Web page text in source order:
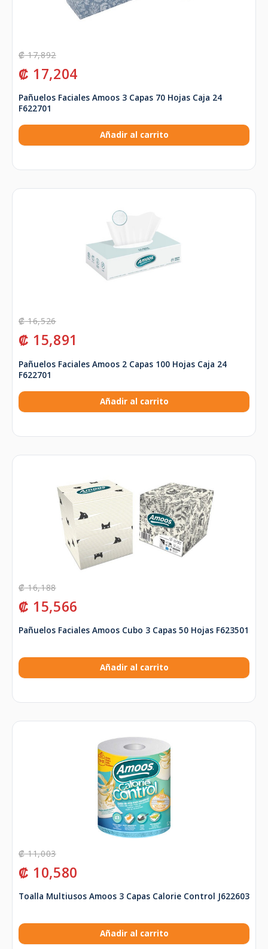
₡17,892
₡ 17,204
Pañuelos Faciales Amoos 3 Capas 70 Hojas Caja 24
F622701
Añadir al carrito
₡16,526
₡ 15,891
Pañuelos Faciales Amoos 2 Capas 100 Hojas Caja 24
F622701
Añadir al carrito
₡16,188
₡ 15,566
Pañuelos Faciales Amoos Cubo 3 Capas 50 Hojas F623501
Añadir al carrito
₡11,003
₡ 10,580
Toalla Multiusos Amoos 3 Capas Calorie Control J622603
Añadir al carrito